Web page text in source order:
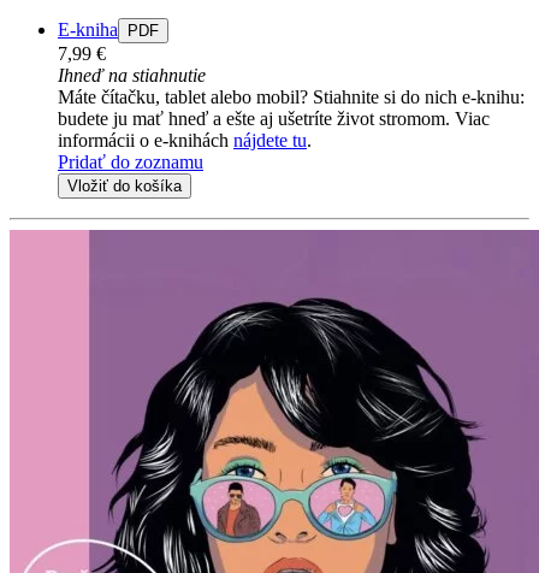
E-kniha PDF
7,99 €
Ihneď na stiahnutie
Máte čítačku, tablet alebo mobil? Stiahnite si do nich e-knihu:
budete ju mať hneď a ešte aj ušetríte život stromom. Viac
informácii o e-knihách nájdete tu.
Pridať do zoznamu
Vložiť do košíka